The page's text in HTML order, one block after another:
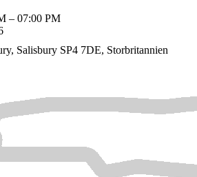
– 07:00 PM
Salisbury SP4 7DE, Storbritannien